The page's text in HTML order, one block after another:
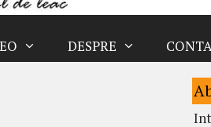
DESPRE